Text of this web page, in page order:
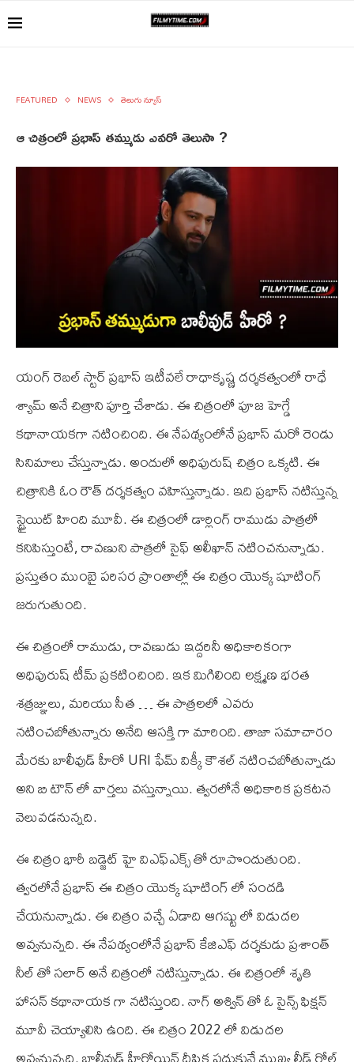
FEATURED NEWS తెలుగు న్యూస్
ఆ చిత్రంలో ప్రభాస్ తమ్ముడు ఎవరో తెలుసా ?
యంగ్ రెబల్ స్టార్ ప్రభాస్ ఇటీవలే రాధాకృష్ణ దర్శకత్వంలో రాధే
శ్యామ్ అనే చిత్రాని పూర్తి చేశాడు. ఈ చిత్రంలో పూజ హెగ్డే
కథానాయకగా నటించింది. ఈ నేపథ్యంలోనే ప్రభాస్ మరో రెండు
సినిమాలు చేస్తున్నాడు. అందులో అధిపురుష్ చిత్రం ఒక్కటి. ఈ
చిత్రానికి ఓం రౌత్ దర్శకత్వం వహిస్తున్నాడు. ఇది ప్రభాస్ నటిస్తున్న
స్ట్రైయిట్ హింది మూవీ. ఈ చిత్రంలో డార్లింగ్ రాముడు పాత్రలో
కనిపిస్తుంటే, రావణుని పాత్రలో సైఫ్ అలీఖాన్ నటించనున్నాడు.
ప్రస్తుతం ముంబై పరిసర ప్రాంతాల్లో ఈ చిత్రం యొక్క షూటింగ్
జరుగుతుంది.
ఈ చిత్రంలో రాముడు, రావణుడు ఇద్దరినీ అధికారికంగా
అధిపురుష్ టీమ్ ప్రకటించింది. ఇక మిగిలింది లక్ష్మణ భరత
శత్రజ్ఞులు, మరియు సీత … ఈ పాత్రలలో ఎవరు
నటించబోతున్నారు అనేది ఆసక్తి గా మారింది. తాజా సమాచారం
మేరకు బాలీవుడ్ హీరో URI ఫేమ్ విక్కీ కౌశల్ నటించబోతున్నాడు
అని బి టౌన్ లో వార్తలు వస్తున్నాయి. త్వరలోనే అధికారిక ప్రకటన
వెలువడనున్నది.
ఈ‌ చిత్రం భారీ బడ్జెట్ హై వి‌ఎఫ్‌ఎక్స్ తో రూపొందుతుంది.
త్వరలోనే ప్రభాస్ ఈ చిత్రం యొక్క షూటింగ్ లో సందడి
చేయనున్నాడు. ఈ చిత్రం వచ్చే ఏడాది ఆగష్టు లో విడుదల
అవ్వనున్నది. ఈ నేపథ్యంలోనే ప్రభాస్ కే‌జి‌ఎఫ్ దర్శకుడు ప్రశాంత్
నీల్ తో సలార్ అనే చిత్రంలో నటిస్తున్నాడు. ఈ చిత్రంలో శృతి
హాసన్ కథానాయక గా నటిస్తుంది. నాగ్ అశ్విన్ తో ఓ సైన్స్ ఫిక్షన్
మూవీ చెయ్యాలిసి ఉంది. ఈ చిత్రం 2022 లో విడుదల